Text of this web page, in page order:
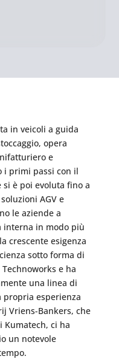
in veicoli a guida
opera
e
i primi passi con il
si è poi evoluta fino a
AGV e
le aziende a
interna in modo più
crescente esigenza
sotto forma di
e ha
una linea di
propria esperienza
Vriens-Bankers, che
ci ha
un notevole